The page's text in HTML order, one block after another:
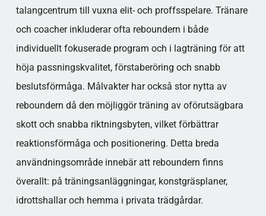
talangcentrum till vuxna elit- och proffsspelare. Tränare
och coacher inkluderar ofta reboundern i både
individuellt fokuserade program och i lagträning för att
höja passningskvalitet, förstaberöring och snabb
beslutsförmåga. Målvakter har också stor nytta av
reboundern då den möjliggör träning av oförutsägbara
skott och snabba riktningsbyten, vilket förbättrar
reaktionsförmåga och positionering. Detta breda
användningsområde innebär att reboundern finns
överallt: på träningsanläggningar, konstgräsplaner,
idrottshallar och hemma i privata trädgårdar.